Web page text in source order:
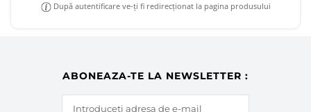
După autentificare ve-ți fi redirecționat la pagina produsului
ABONEAZA-TE LA NEWSLETTER :